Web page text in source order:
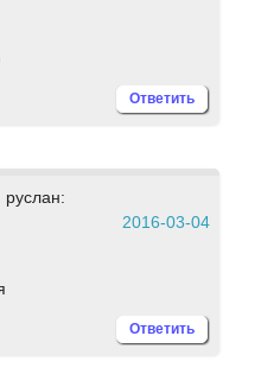
Ответить
руслан:
2016-03-04
Ответить